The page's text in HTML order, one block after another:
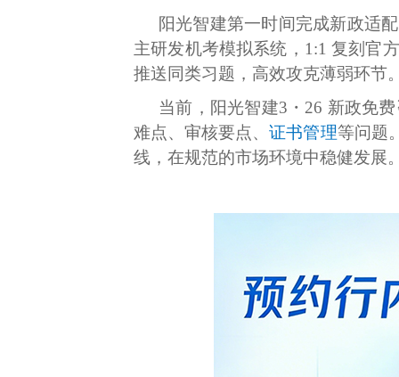
阳光智建第一时间完成新政适
主研发机考模拟系统，1:1 复刻官
推送同类习题，高效攻克薄弱环节
当前，阳光智建3・26 新政免
难点、审核要点、证书管理等问题
线，在规范的市场环境中稳健发展